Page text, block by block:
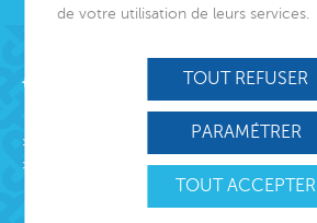
Acteur de lien social
Protection Enfance et Familles
Accueil des victimes
de votre utilisation de leurs services.
TOUT ACCEPTER
TOUT REFUSER
PARAMÉTRER